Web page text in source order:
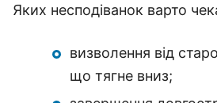
Яких несподіванок варто
визволення від
що тягне вниз;